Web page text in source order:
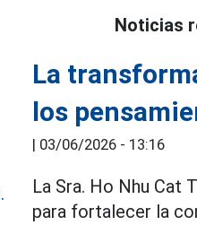
Noticias
La
los
| 03/06/2026 - 13:16
La Sra. Ho Nhu Cat
para fortalecer la